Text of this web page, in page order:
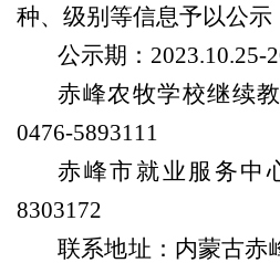
种、级别等信息予以公示
公示期：2023.10.25-
赤峰农牧学校继续
0476-5893111
赤峰市就业服务中
8303172
联系地址：内蒙古赤